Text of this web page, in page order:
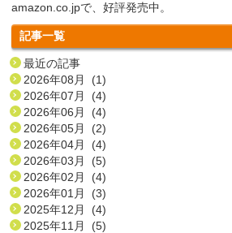
amazon.co.jpで、好評発売中。
記事一覧
最近の記事
2026年08月 (1)
2026年07月 (4)
2026年06月 (4)
2026年05月 (2)
2026年04月 (4)
2026年03月 (5)
2026年02月 (4)
2026年01月 (3)
2025年12月 (4)
2025年11月 (5)